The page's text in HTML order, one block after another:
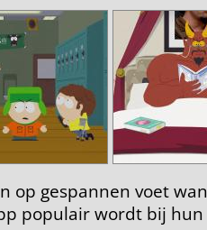
op gespannen voet
populair wordt bij